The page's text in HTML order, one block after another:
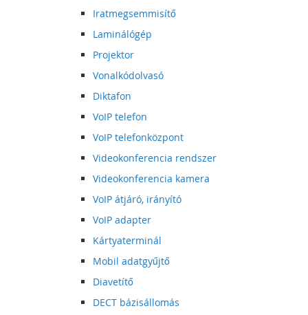
Iratmegsemmisítő
Laminálógép
Projektor
Vonalkódolvasó
Diktafon
VoIP telefon
VoIP telefonközpont
Videokonferencia rendszer
Videokonferencia kamera
VoIP átjáró, irányító
VoIP adapter
Kártyaterminál
Mobil adatgyűjtő
Diavetítő
DECT bázisállomás